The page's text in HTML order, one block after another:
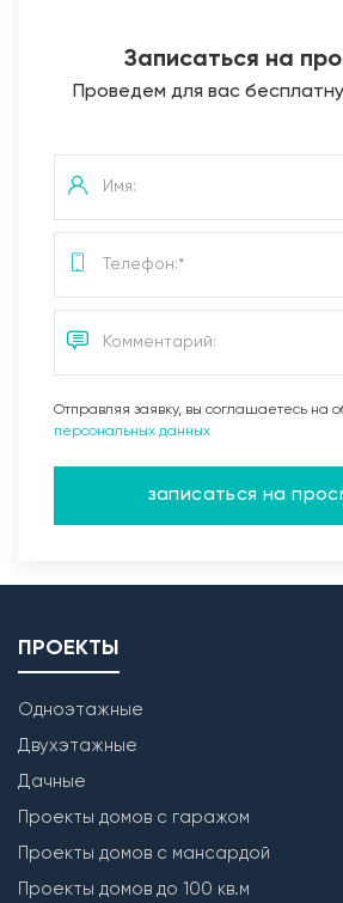
Записаться на
Проведем для вас
Отправляя заявку, вы соглашаетесь на
персональных данных
записаться на
ПРОЕКТЫ
Одноэтажные
Двухэтажные
Дачные
Проекты домов с гаражом
Проекты домов с мансардой
Проекты домов до 100 кв.м